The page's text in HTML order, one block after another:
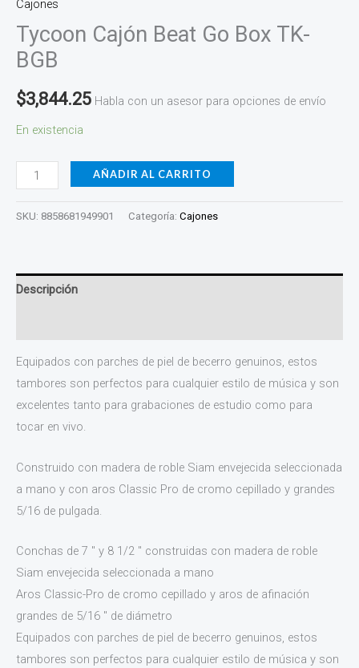
Cajones
Tycoon Cajón Beat Go Box TK-
BGB
$3,844.25 Habla con un asesor para opciones de envío
En existencia
AÑADIR AL CARRITO
SKU: 8858681949901 Categoría: Cajones
Descripción
Equipados con parches de piel de becerro genuinos, estos
tambores son perfectos para cualquier estilo de música y son
excelentes tanto para grabaciones de estudio como para
tocar en vivo.
Construido con madera de roble Siam envejecida seleccionada
a mano y con aros Classic Pro de cromo cepillado y grandes
5/16 de pulgada.
Conchas de 7 ″ y 8 1/2 ″ construidas con madera de roble
Siam envejecida seleccionada a mano
Aros Classic-Pro de cromo cepillado y aros de afinación
grandes de 5/16 ″ de diámetro
Equipados con parches de piel de becerro genuinos, estos
tambores son perfectos para cualquier estilo de música y son